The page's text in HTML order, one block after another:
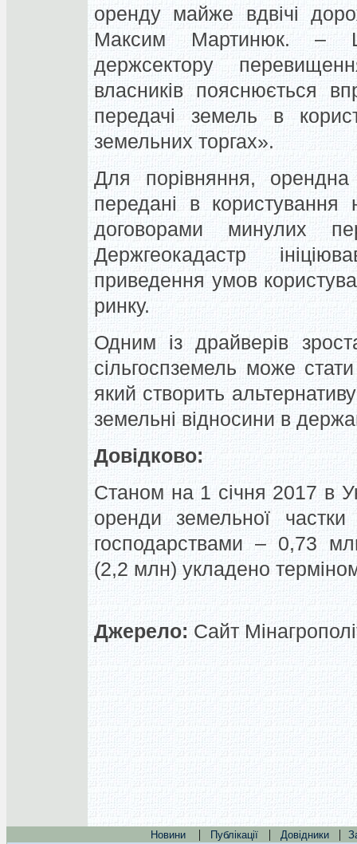
оренду майже вдвічі
Максим Мартинюк. –
держсектору
власників пояснюється
передачі земель в
земельних торгах».
Для порівняння,
передані в
договорами минулих
Держгеокадастр
приведення умов
ринку.
Одним із драйверів
сільгоспземель може
який створить
земельні відносини в
Довідково:
Станом на 1 січня 2017 в
оренди земельної
господарствами – 0,73
(2,2 млн) укладено
Джерело: Сайт
Новини | Публікації | Довідники |